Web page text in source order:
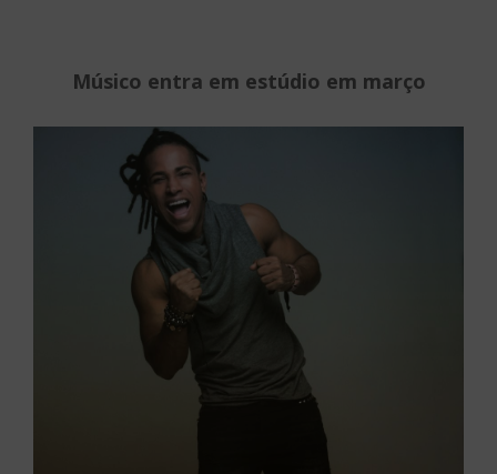
Músico entra em estúdio em março